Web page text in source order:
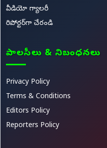
వీడియో గ్యాలరీ
రిపోర్టర్‌గా చేరండి
పాలసీలు & నిబంధనలు
Privacy Policy
Terms & Conditions
Editors Policy
Reporters Policy